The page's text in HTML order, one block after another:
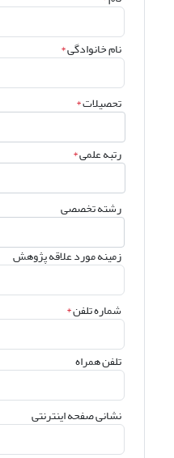
نام خانوادگی*
تحصیلات*
رتبه علمی*
رشته تخصصی
زمینه مورد علاقه پژوهش
شماره تلفن*
تلفن همراه
نشانی صفحه اینترنتی